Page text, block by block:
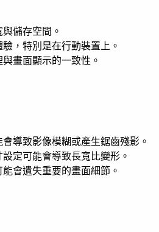
儲存空間。
，特別是在行動裝置上。
畫面顯示的一致性。
導致影像模糊或產生鋸齒殘影。
定可能會導致長寬比變形。
會遺失重要的畫面細節。